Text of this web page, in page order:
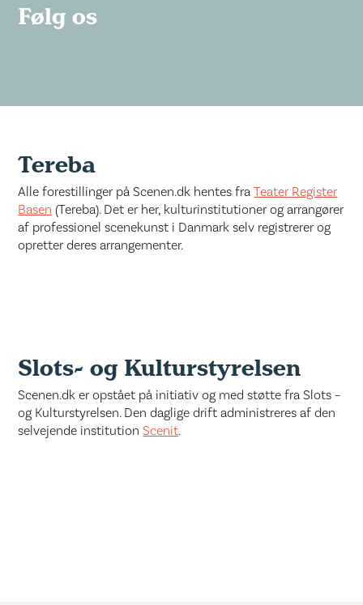
Følg os
Tereba
Alle forestillinger på Scenen.dk hentes fraTeater Register
Basen (Tereba). Det er her, kulturinstitutioner og arrangører
af professionel scenekunst i Danmark selv registrerer og
opretter deres arrangementer.
Slots- og Kulturstyrelsen
Scenen.dk er opstået på initiativ og med støtte fra Slots –
og Kulturstyrelsen. Den daglige drift administreres af den
selvejende institutionScenit.